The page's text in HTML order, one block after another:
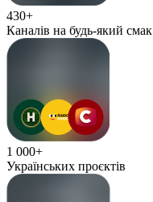
430+
Каналів на будь-який смак
1 000+
Українських проєктів